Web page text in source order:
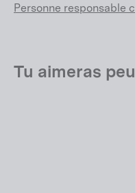
Personne responsable
Tu aimeras